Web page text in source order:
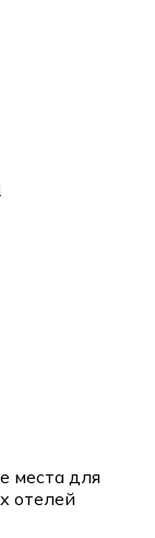
места для
отелей